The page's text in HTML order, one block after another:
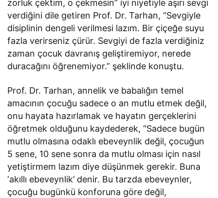
zorluk çektim, o çekmesin” iyi niyetiyle aşırı sevgi
verdiğini dile getiren Prof. Dr. Tarhan, “Sevgiyle
disiplinin dengeli verilmesi lazım. Bir çiçeğe suyu
fazla verirseniz çürür. Sevgiyi de fazla verdiğiniz
zaman çocuk davranış geliştiremiyor, nerede
duracağını öğrenemiyor.” şeklinde konuştu.
Prof. Dr. Tarhan, annelik ve babalığın temel
amacının çocuğu sadece o an mutlu etmek değil,
onu hayata hazırlamak ve hayatın gerçeklerini
öğretmek olduğunu kaydederek, “Sadece bugün
mutlu olmasına odaklı ebeveynlik değil, çocuğun
5 sene, 10 sene sonra da mutlu olması için nasıl
yetiştirmem lazım diye düşünmek gerekir. Buna
‘akıllı ebeveynlik’ denir. Bu tarzda ebeveynler,
çocuğu bugünkü konforuna göre değil,